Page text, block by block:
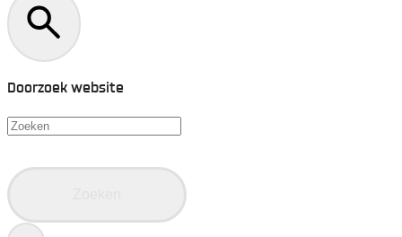
Doorzoek website